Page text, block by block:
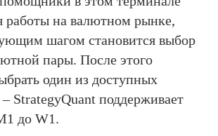
работы на валютном рынке,
шагом становится выбор
пары. После этого
один из доступных
StrategyQuant поддерживает
до W1.